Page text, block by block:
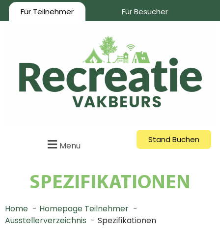
Für Teilnehmer Für Besucher
Menu
Stand Buchen
SPEZIFIKATIONEN
Home
Homepage Teilnehmer
Ausstellerverzeichnis
Spezifikationen